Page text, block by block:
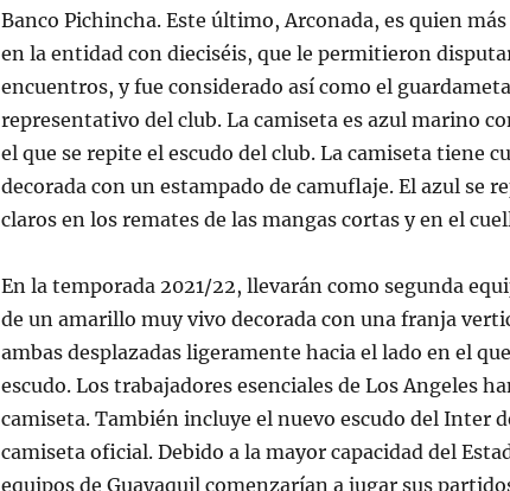
Banco Pichincha. Este último, Arconada, es quien
en la entidad con dieciséis, que le permitieron
encuentros, y fue considerado así como el
representativo del club. La camiseta es azul marino
el que se repite el escudo del club. La camiseta tiene
decorada con un estampado de camuflaje. El azul se
claros en los remates de las mangas cortas y en el
En la temporada 2021/22, llevarán como segunda
de un amarillo muy vivo decorada con una franja
ambas desplazadas ligeramente hacia el lado en el
escudo. Los trabajadores esenciales de Los Angeles
camiseta. También incluye el nuevo escudo del Inter
camiseta oficial. Debido a la mayor capacidad del
equipos de Guayaquil comenzarían a jugar sus